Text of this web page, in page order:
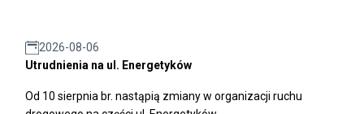
2026-08-06
Utrudnienia na ul. Energetyków
Od 10 sierpnia br. nastąpią zmiany w organizacji ruchu